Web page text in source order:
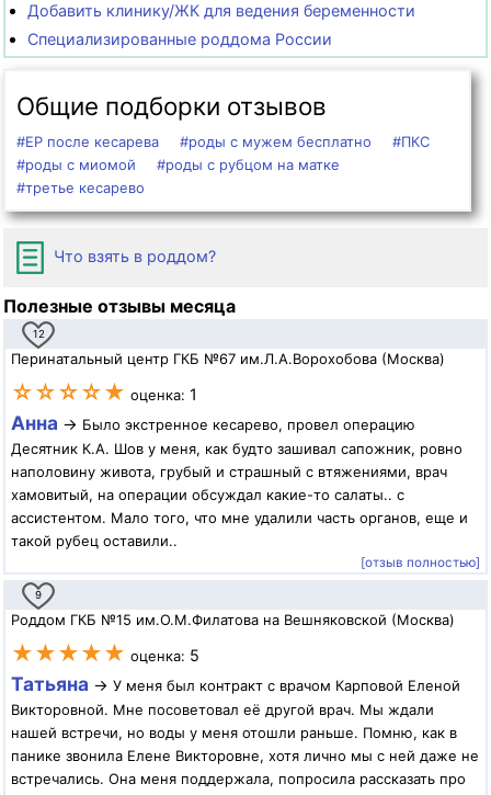
Добавить клинику/ЖК для ведения беременности
Специализированные роддома России
Общие подборки отзывов
#ЕР после кесарева #роды с мужем бесплатно
#ПКС
#роды с миомой
#роды с рубцом на матке
#третье кесарево
Что взять в роддом?
Полезные отзывы месяца
12
Перинатальный центр ГКБ №67 им.Л.А.Ворохобова (Москва)
☆☆☆☆★ оценка: 1
Анна → Было экстренное кесарево, провел операцию
Десятник К.А. Шов у меня, как будто зашивал сапожник, ровно
наполовину живота, грубый и страшный с втяжениями, врач
хамовитый, на операции обсуждал какие-то салаты.. с
ассистентом. Мало того, что мне удалили часть органов, еще и
такой рубец оставили..
[отзыв полностью]
9
Роддом ГКБ №15 им.О.М.Филатова на Вешняковской (Москва)
★★★★★ оценка: 5
Татьяна → У меня был контракт с врачом Карповой Еленой
Викторовной. Мне посоветовал её другой врач. Мы ждали
нашей встречи, но воды у меня отошли раньше. Помню, как в
панике звонила Елене Викторовне, хотя лично мы с ней даже не
встречались. Она меня поддержала, попросила рассказать про